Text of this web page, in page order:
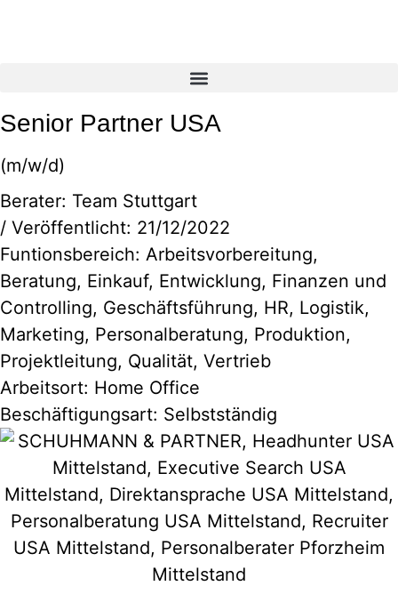
Senior Partner USA
(m/w/d)
Berater: Team Stuttgart
/ Veröffentlicht: 21/12/2022
Funtionsbereich: Arbeitsvorbereitung,
Beratung, Einkauf, Entwicklung, Finanzen und
Controlling, Geschäftsführung, HR, Logistik,
Marketing, Personalberatung, Produktion,
Projektleitung, Qualität, Vertrieb
Arbeitsort: Home Office
Beschäftigungsart: Selbstständig